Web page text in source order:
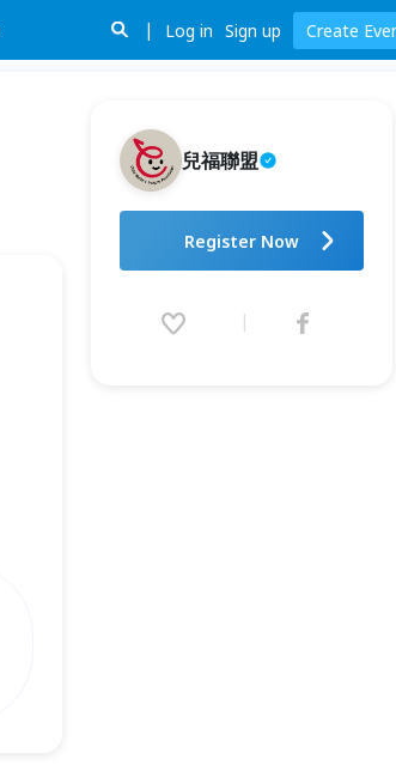
Log in Sign up Create
兒福聯盟
略》特展
2026.07.31 (Fri) 09:00 - 08.09
Register Now